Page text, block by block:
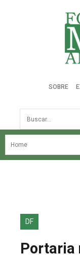
SOBRE
Busca
NOSSA HISTÓRIA
EDIÇÕES
DF
Portaria